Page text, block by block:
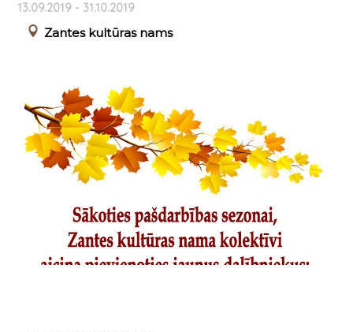
13.09.2019 - 31.10.2019
Zantes kultūras nams